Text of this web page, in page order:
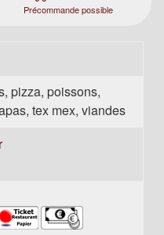
Précommande possible
pizza, poissons,
tex mex, viandes